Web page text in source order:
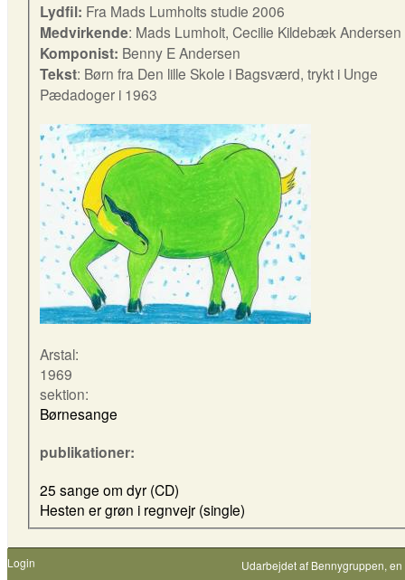
Lydfil: Fra Mads Lumholts studie 2006
Medvirkende: Mads Lumholt, Cecilie Kildebæk Andersen
Komponist: Benny E Andersen
Tekst: Børn fra Den lille Skole i Bagsværd, trykt i Unge
Pædadoger i 1963
Arstal:
1969
sektion:
Børnesange
publikationer:
25 sange om dyr (CD)
Hesten er grøn i regnvejr (single)
Login Udarbejdet af Bennygruppen,